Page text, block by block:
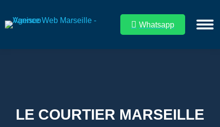
Whatsapp
LE COURTIER MARSEILLE
Vous êtes ici :